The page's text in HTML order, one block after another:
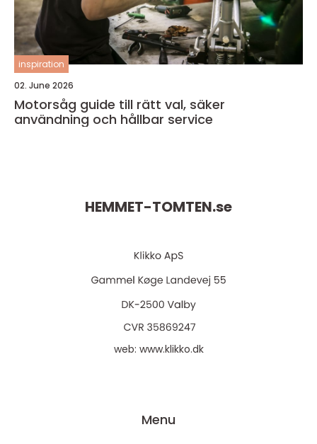
inspiration
02. June 2026
Motorsåg guide till rätt val, säker
användning och hållbar service
HEMMET-TOMTEN.se
web: www.klikko.dk
Menu